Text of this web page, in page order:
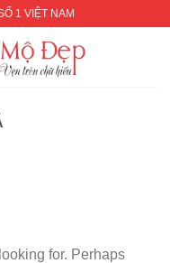
1 VIỆT NAM
for. Perhaps